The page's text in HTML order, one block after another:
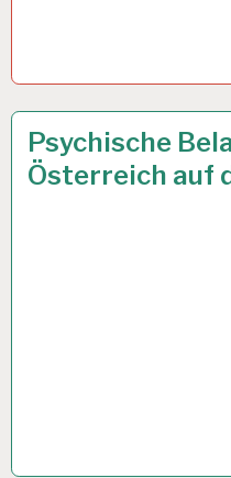
6.URLAUBSWOCHE
EUGH…
Psychische
Österreich auf
7 AUG. 2024